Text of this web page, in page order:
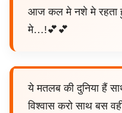
आज कल मे नशे मे रहता
मे…!💕💕
ये मतलब की दुनिया हैं
विश्वास करो साथ बस